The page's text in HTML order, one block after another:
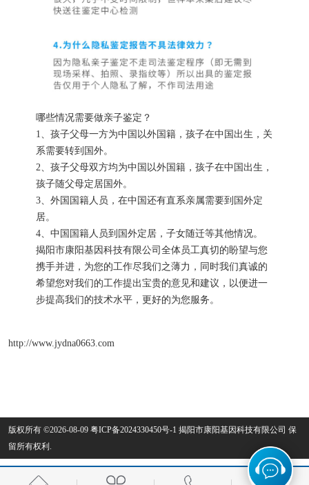
哪些情况需要做亲子鉴定？
1、孩子父母一方为中国以外国籍，孩子在中国出生，关
系需要转到国外。
2、孩子父母双方均为中国以外国籍，孩子在中国出生，
孩子随父母定居国外。
3、外国国籍人员，在中国还有直系亲属需要到国外定
居。
4、中国国籍人员到国外定居，子女随迁等其他情况。
揭阳市康阳基因科技有限公司全体员工真切的盼望与您
携手并进，为您的工作尽我们之薄力，同时我们真诚的
希望您对我们的工作提出宝贵的意见和建议，以便进一
步提高我们的技术水平，更好的为您服务。
http://www.jydna0663.com
版权所有 ©2026-08-09 粤ICP备2024330450号-1 揭阳市康阳基因科技有限公司 保
留所有权利.